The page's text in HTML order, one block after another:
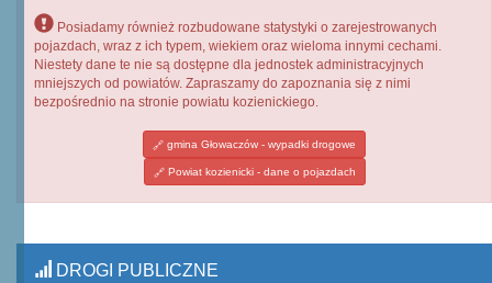
Posiadamy również rozbudowane statystyki o zarejestrowanych
pojazdach, wraz z ich typem, wiekiem oraz wieloma innymi cechami.
Niestety dane te nie są dostępne dla jednostek administracyjnych
mniejszych od powiatów. Zapraszamy do zapoznania się z nimi
bezpośrednio na stronie powiatu kozienickiego.
gmina Głowaczów - wypadki drogowe
Powiat kozienicki - dane o pojazdach
DROGI PUBLICZNE